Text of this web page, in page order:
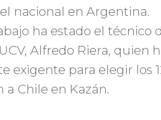
nacional en Argentina.
ha estado el técnico
Alfredo Riera, quien
exigente para elegir los
Chile en Kazán.